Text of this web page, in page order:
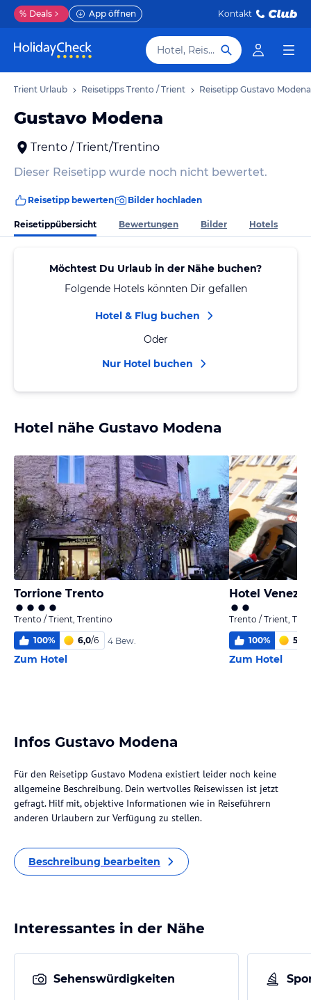
% Deals App öffnen Kontakt
Hotel, Reiseziel
/ Trient Urlaub Reisetipps Trento / Trient Reisetipp Gustavo Modena
Gustavo Modena
Trento / Trient/Trentino
Dieser Reisetipp wurde noch nicht bewertet.
Reisetipp bewerten Bilder hochladen
Reisetippübersicht Bewertungen Bilder Hotels
Möchtest Du Urlaub in der Nähe buchen?
Folgende Hotels könnten Dir gefallen
Hotel & Flug buchen
Oder
Nur Hotel buchen
Hotel nähe Gustavo Modena
Torrione Trento
Trento / Trient, Trentino
100% 6,0/6 4 Bew.
Zum Hotel
Hotel Venezia
Trento / Trient,
100% 5,9
Zum Hotel
Infos Gustavo Modena
Für den Reisetipp Gustavo Modena existiert leider noch keine
allgemeine Beschreibung. Dein wertvolles Reisewissen ist jetzt
gefragt. Hilf mit, objektive Informationen wie in Reiseführern
anderen Urlaubern zur Verfügung zu stellen.
Beschreibung bearbeiten
Interessantes in der Nähe
Sehenswürdigkeiten